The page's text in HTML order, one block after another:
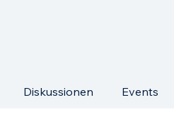
Diskussionen Events